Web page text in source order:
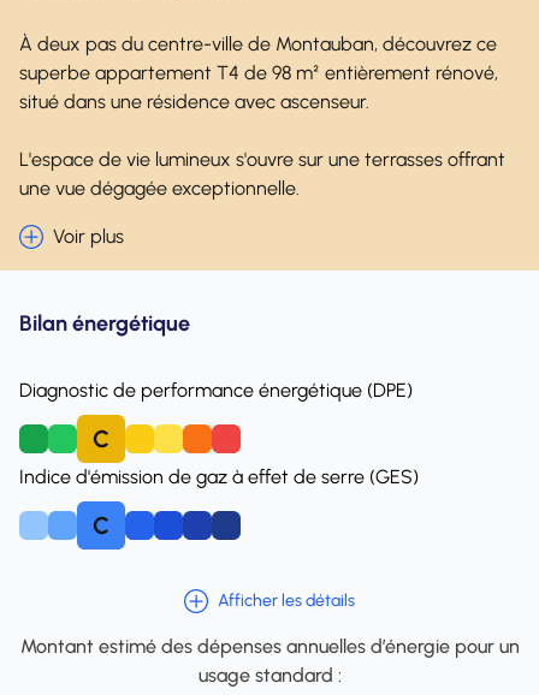
À deux pas du centre-ville de Montauban, découvrez ce
superbe appartement T4 de 98 m² entièrement rénové,
situé dans une résidence avec ascenseur.
L'espace de vie lumineux s'ouvre sur une terrasses offrant
une vue dégagée exceptionnelle.
Voir plus
Bilan énergétique
Diagnostic de performance énergétique (DPE)
C
Indice d'émission de gaz à effet de serre (GES)
C
Afficher les détails
Montant estimé des dépenses annuelles d’énergie pour un
usage standard :